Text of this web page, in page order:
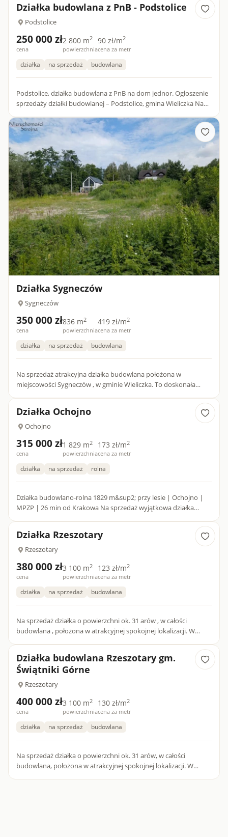
Działka budowlana z PnB - Podstolice
Podstolice
250 000 zł
cena
2 800 m2
powierzchnia
90 zł/m2
cena za metr
działka na sprzedaż budowlana
Podstolice, działka budowlana z PnB na dom jednor. Ogłoszenie
sprzedaży działki budowlanej – Podstolice, gmina Wieliczka Na
Działka Sygneczów
Sygneczów
350 000 zł
cena
836 m2
powierzchnia
419 zł/m2
cena za metr
działka na sprzedaż budowlana
Na sprzedaż atrakcyjna działka budowlana położona w
miejscowości Sygneczów , w gminie Wieliczka. To doskonała
Działka Ochojno
Ochojno
315 000 zł
cena
1 829 m2
powierzchnia
173 zł/m2
cena za metr
działka na sprzedaż rolna
Działka budowlano-rolna 1829 m&sup2; przy lesie | Ochojno |
MPZP | 26 min od Krakowa Na sprzedaż wyjątkowa działka
Działka Rzeszotary
Rzeszotary
380 000 zł
cena
3 100 m2
powierzchnia
123 zł/m2
cena za metr
działka na sprzedaż budowlana
Na sprzedaż działka o powierzchni ok. 31 arów , w całości
budowlana , położona w atrakcyjnej spokojnej lokalizacji. W
Działka budowlana Rzeszotary gm.
Świątniki Górne
Rzeszotary
400 000 zł
cena
3 100 m2
powierzchnia
130 zł/m2
cena za metr
działka na sprzedaż budowlana
Na sprzedaż działka o powierzchni ok. 31 arów, w całości
budowlana, położona w atrakcyjnej spokojnej lokalizacji. W